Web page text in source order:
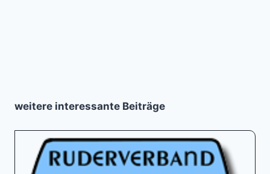
weitere interessante Beiträge